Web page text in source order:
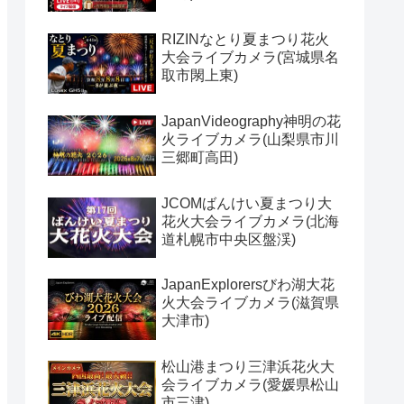
RIZINなとり夏まつり花火
大会ライブカメラ(宮城県名
取市閖上東)
JapanVideography神明の花
火ライブカメラ(山梨県市川
三郷町高田)
JCOMばんけい夏まつり大
花火大会ライブカメラ(北海
道札幌市中央区盤渓)
JapanExplorersびわ湖大花
火大会ライブカメラ(滋賀県
大津市)
松山港まつり三津浜花火大
会ライブカメラ(愛媛県松山